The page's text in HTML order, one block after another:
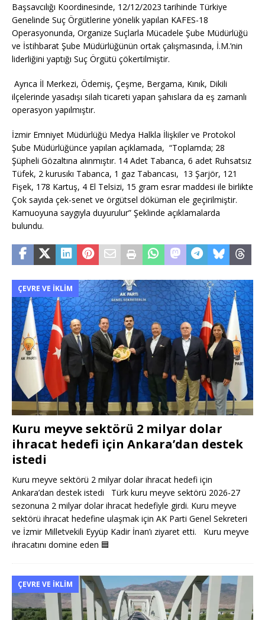
Başsavcılığı Koordinesinde, 12/12/2023 tarihinde Türkiye
Genelinde Suç Örgütlerine yönelik yapılan KAFES-18
Operasyonunda, Organize Suçlarla Mücadele Şube Müdürlüğü
ve İstihbarat Şube Müdürlüğünün ortak çalışmasında, İ.M.’nin
liderliğini yaptığı Suç Örgütü çökertilmiştir.
Ayrıca İl Merkezi, Ödemiş, Çeşme, Bergama, Kınık, Dikili
ilçelerinde yasadışı silah ticareti yapan şahıslara da eş zamanlı
operasyon yapılmıştır.
İzmir Emniyet Müdürlüğü Medya Halkla İlişkiler ve Protokol
Şube Müdürlüğünce yapılan açıklamada, “Toplamda; 28
Şüpheli Gözaltına alınmıştır. 14 Adet Tabanca, 6 adet Ruhsatsız
Tüfek, 2 kurusıkı Tabanca, 1 gaz Tabancası, 13 Şarjör, 121
Fişek, 178 Kartuş, 4 El Telsizi, 15 gram esrar maddesi ile birlikte
Çok sayıda çek-senet ve örgütsel döküman ele geçirilmiştir.
Kamuoyuna saygıyla duyurulur” Şeklinde açıklamalarda
bulundu.
ÇEVRE VE İKLIM
Kuru meyve sektörü 2 milyar dolar
ihracat hedefi için Ankara’dan destek
istedi
Kuru meyve sektörü 2 milyar dolar ihracat hedefi için
Ankara’dan destek istedi Türk kuru meyve sektörü 2026-27
sezonuna 2 milyar dolar ihracat hedefiyle girdi. Kuru meyve
sektörü ihracat hedefine ulaşmak için AK Parti Genel Sekreteri
ve İzmir Milletvekili Eyyüp Kadir İnan’ı ziyaret etti. Kuru meyve
ihracatını domine eden 🟦
ÇEVRE VE İKLIM